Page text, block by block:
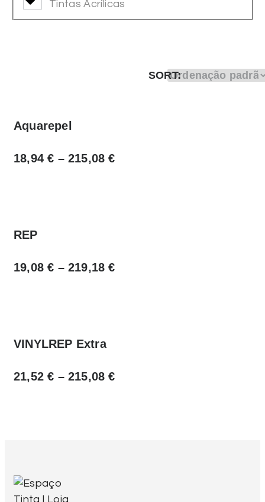
Tintas Acrílicas
SORT:
Aquarepel
18,94€ –215,08€
REP
19,08€ –219,18€
VINYLREP Extra
21,52€ –215,08€